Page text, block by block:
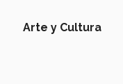
Arte y Cultura